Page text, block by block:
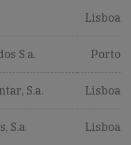
Lisboa
S.a. Porto
S.a. Lisboa
S.a. Lisboa